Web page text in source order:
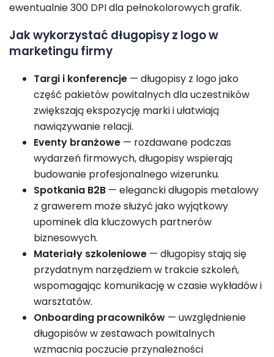
ewentualnie 300 DPI dla pełnokolorowych grafik.
Jak wykorzystać długopisy z logo w
marketingu firmy
Targi i konferencje — długopisy z logo jako
część pakietów powitalnych dla uczestników
zwiększają ekspozycję marki i ułatwiają
nawiązywanie relacji.
Eventy branżowe — rozdawane podczas
wydarzeń firmowych, długopisy wspierają
budowanie profesjonalnego wizerunku.
Spotkania B2B — elegancki długopis metalowy
z grawerem może służyć jako wyjątkowy
upominek dla kluczowych partnerów
biznesowych.
Materiały szkoleniowe — długopisy stają się
przydatnym narzędziem w trakcie szkoleń,
wspomagając komunikację w czasie wykładów i
warsztatów.
Onboarding pracowników — uwzględnienie
długopisów w zestawach powitalnych
wzmacnia poczucie przynależności